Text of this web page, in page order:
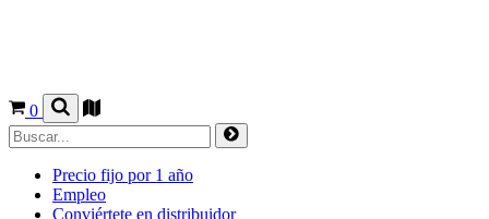
0
Precio fijo por 1 año
Empleo
Conviértete en distribuidor